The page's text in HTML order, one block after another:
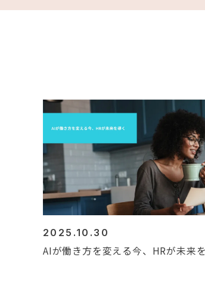
2025.10.30
AIが働き方を変える今、HRが未来